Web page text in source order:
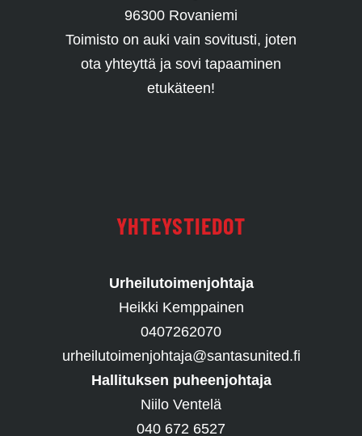
96300 Rovaniemi
Toimisto on auki vain sovitusti, joten
ota yhteyttä ja sovi tapaaminen
etukäteen!
YHTEYSTIEDOT
Urheilutoimenjohtaja
Heikki Kemppainen
0407262070
urheilutoimenjohtaja@santasunited.fi
Hallituksen puheenjohtaja
Niilo Ventelä
040 672 6527